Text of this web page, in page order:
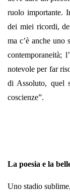
ruolo importante.
dei miei ricordi,
ma c’è anche uno
contemporaneità;
notevole per far
di Assoluto, quel
coscienze”.
La poesia e la
Uno stadio sublime,